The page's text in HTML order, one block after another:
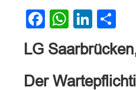
Facebook
LG
Der